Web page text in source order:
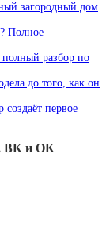
загородный дом
Полное
разбор по
до того, как он
первое
ВК и ОК